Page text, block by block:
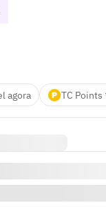
agora TC Points